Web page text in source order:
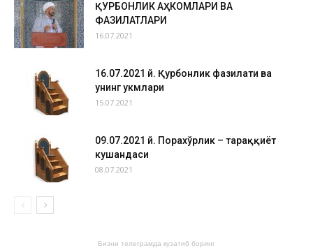
ҚУРБОНЛИК АҲКОМЛАРИ ВА
ФАЗИЛАТЛАРИ
16.07.2021
16.07.2021 й. Қурбонлик фазилати ва
унинг ҳукмлари
15.07.2021
09.07.2021 й. Порахўрлик – тараққиёт
кушандаси
08.07.2021
Бизни телеграмда кузатиб боринг